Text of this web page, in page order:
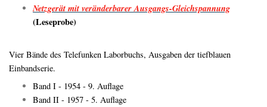
Netzgerät mit veränderbarer Ausgangs-Gleichspannung
(Leseprobe)
Vier Bände des Telefunken Laborbuchs, Ausgaben der tiefblauen
Einbandserie.
Band I - 1954 - 9. Auflage
Band II - 1957 - 5. Auflage